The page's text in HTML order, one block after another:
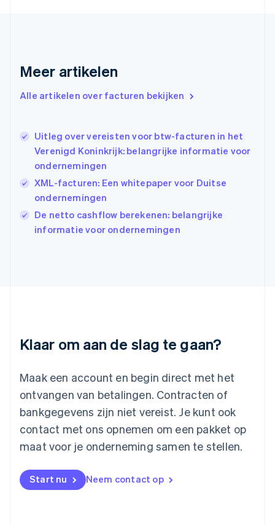
Meer artikelen
Alle artikelen over facturen bekijken
Uitleg over vereisten voor btw-facturen in het
Verenigd Koninkrijk: belangrijke informatie voor
ondernemingen
XML-facturen: Een whitepaper voor Duitse
ondernemingen
De netto cashflow berekenen: belangrijke
informatie voor ondernemingen
Klaar om aan de slag te gaan?
Maak een account en begin direct met het
ontvangen van betalingen. Contracten of
bankgegevens zijn niet vereist. Je kunt ook
contact met ons opnemen om een pakket op
maat voor je onderneming samen te stellen.
Start nu Neem contact op
English
English
Ierland
English
India
English
Italië
ItalianoEnglish
日本語 English
Kroatië
FrançaisDeutschEnglish
English
Malta
English
Mexico
Español
Nederland
NederlandsEnglish
English
Noorwegen